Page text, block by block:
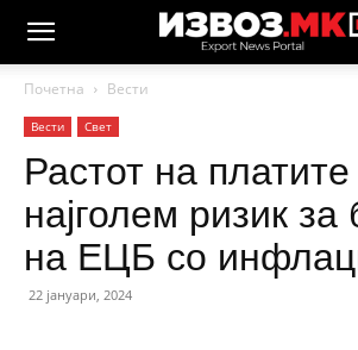
Почетна Вести
Вести Свет
Растот на
најголем ризик за
на ЕЦБ со
22 јануари, 2024